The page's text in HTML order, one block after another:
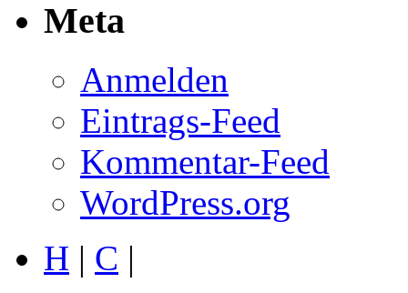
Meta
Anmelden
Eintrags-Feed
Kommentar-Feed
WordPress.org
H | C |